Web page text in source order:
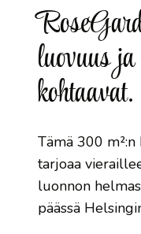
luovuus
kohtaavat.
Tämä 300
tarjoaa
luonnon
päässä